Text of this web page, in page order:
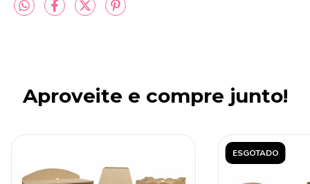
Aproveite e compre junto!
ESGOTADO